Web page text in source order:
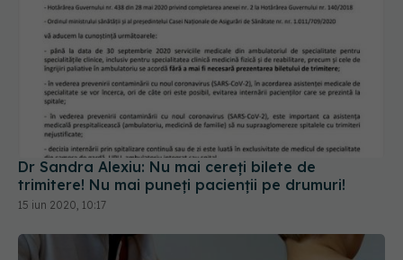
Dr Sandra Alexiu: Nu mai cereți bilete de
trimitere! Nu mai puneți pacienții pe drumuri!
15 iun 2020, 10:17